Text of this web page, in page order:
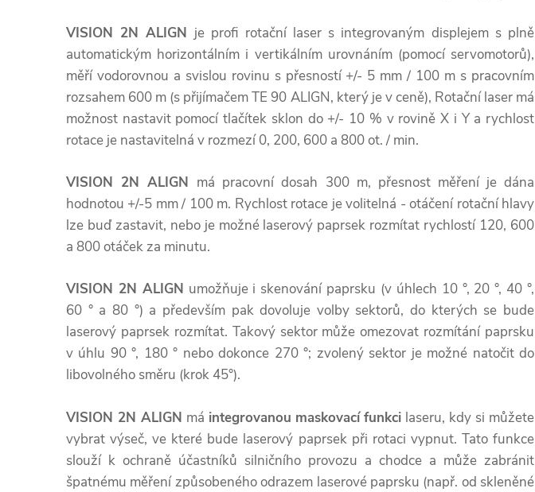
VISION 2N ALIGN je profi rotační laser s integrovaným displejem s plně
automatickým horizontálním i vertikálním urovnáním (pomocí servomotorů),
měří vodorovnou a svislou rovinu s přesností +/- 5 mm / 100 m s pracovním
rozsahem 600 m (s přijímačem TE 90 ALIGN, který je v ceně), Rotační laser má
možnost nastavit pomocí tlačítek sklon do +/- 10 % v rovině X i Y a rychlost
rotace je nastavitelná v rozmezí 0, 200, 600 a 800 ot. / min.
VISION 2N ALIGN má pracovní dosah 300 m, přesnost měření je dána
hodnotou +/-5 mm / 100 m. Rychlost rotace je volitelná - otáčení rotační hlavy
lze buď zastavit, nebo je možné laserový paprsek rozmítat rychlostí 120, 600
a 800 otáček za minutu.
VISION 2N ALIGN umožňuje i skenování paprsku (v úhlech 10 °, 20 °, 40 °,
60 ° a 80 °) a především pak dovoluje volby sektorů, do kterých se bude
laserový paprsek rozmítat. Takový sektor může omezovat rozmítání paprsku
v úhlu 90 °, 180 ° nebo dokonce 270 °; zvolený sektor je možné natočit do
libovolného směru (krok 45°).
VISION 2N ALIGN má integrovanou maskovací funkci laseru, kdy si můžete
vybrat výseč, ve které bude laserový paprsek při rotaci vypnut. Tato funkce
slouží k ochraně účastníků silničního provozu a chodce a může zabránit
špatnému měření způsobeného odrazem laserové paprsku (např. od skleněné